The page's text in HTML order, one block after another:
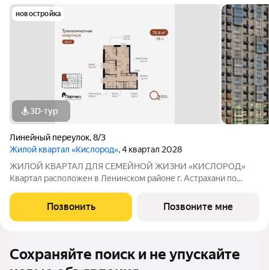
новостройка
3D-тур
Линейный переулок,8/3
Жилой квартал «Кислород», 4 квартал 2028
ЖИЛОЙ КВАРТАЛ ДЛЯ СЕМЕЙНОЙ ЖИЗНИ «КИСЛОРОД»
Квартал расположен в Ленинском районе г. Астрахани по
«Кислорода» сдается в III квартале 2026 года. Масштаб
проекта можно оценить уже сейчас в отделе продаж,
Позвонить Позвоните мне
Сохраняйте поиск и не упускайте